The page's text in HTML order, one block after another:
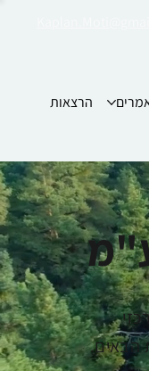
הרצאות
הבאים.